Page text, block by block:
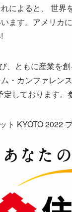
によると、 世
ます。アメリカ
、ともに産業を
・カンファレン
定しております。
ト KYOTO 2022